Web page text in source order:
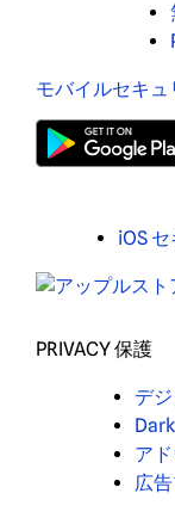
モバイルセキュ
iOS
PRIVACY 保護
デ
ア
広